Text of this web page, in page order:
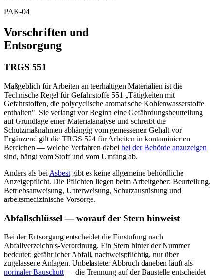
PAK-04
Vorschriften und
Entsorgung
TRGS 551
Maßgeblich für Arbeiten an teerhaltigen Materialien ist die
Technische Regel für Gefahrstoffe 551 „Tätigkeiten mit
Gefahrstoffen, die polycyclische aromatische Kohlenwasserstoffe
enthalten". Sie verlangt vor Beginn eine Gefährdungsbeurteilung
auf Grundlage einer Materialanalyse und schreibt die
Schutzmaßnahmen abhängig vom gemessenen Gehalt vor.
Ergänzend gilt die TRGS 524 für Arbeiten in kontaminierten
Bereichen — welche Verfahren dabei bei der Behörde anzuzeigen
sind, hängt vom Stoff und vom Umfang ab.
Anders als bei Asbest gibt es keine allgemeine behördliche
Anzeigepflicht. Die Pflichten liegen beim Arbeitgeber: Beurteilung,
Betriebsanweisung, Unterweisung, Schutzausrüstung und
arbeitsmedizinische Vorsorge.
Abfallschlüssel — worauf der Stern hinweist
Bei der Entsorgung entscheidet die Einstufung nach
Abfallverzeichnis-Verordnung. Ein Stern hinter der Nummer
bedeutet: gefährlicher Abfall, nachweispflichtig, nur über
zugelassene Anlagen. Unbelasteter Abbruch daneben läuft als
normaler Bauschutt — die Trennung auf der Baustelle entscheidet